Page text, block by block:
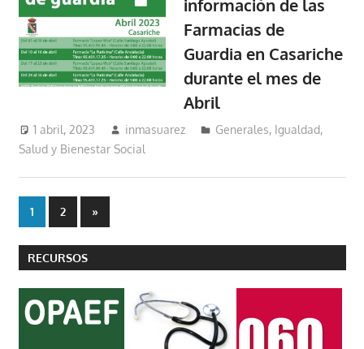
información de las
Farmacias de
Guardia en Casariche
durante el mes de
Abril
1 abril, 2023 inmasuarez Generales, Igualdad,
Salud y Bienestar Social
Paginación
de
entradas
1 2
Entradas
siguientes
»
RECURSOS